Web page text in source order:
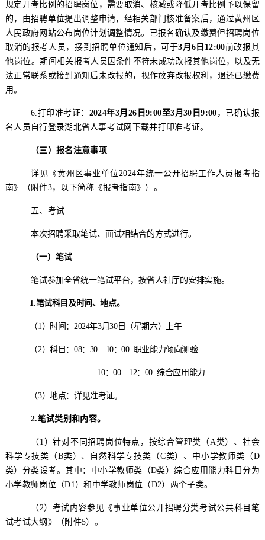
规定开考比例的招聘岗位，需要取消、核减或 降低开考比例予以保留
的，由招聘单位提出调整申请，经相关部门核准备案后，通过黄州区
人民政府网站公布岗位计划调整情况。
已报名确认及缴费但招聘岗位
取消的报考人员，接到招聘单位通知后，可于3月 6 日 12:00前改报其
他岗位。期间相关报考人员因条件不符未成功改报其他岗位，以及无
法正常联系或接到通知后未改报的，视作放弃改报权利，退还已缴费
用。
6.打印准考证： 2024年3月 26 日9:00至3月30 日9:00 ，已确认报
名人员自行登录湖北省人事考试网下载并打印准考证。
（三）报名注意事项
详见《黄州区事业单位2024年统一公开招聘工作人员报考指
南》（附件3，以下简称《报考指南》）。
五、 考试
本次招聘采取笔试、面试相结合的方式进行。
（一）笔试
笔试参加全省统一笔试平台，按省人社厅的安排实施。
1.笔试科目及时间、地点。
（1） 时间：2024年3月30日 （星期六） 上午
（2）科目：08： 30—10：00 职业能力倾向测验
10：00—12： 00综合应用能力
（3）地点：详见准考证。
2.笔试类别和内容。
（ 1 ）针对不同招聘岗位特点，按综合管理类（A类）、社会
科学专技类（B类）、自然科学专技类（C类）、中小学教师类（D
类）分类设考。其中：中小学教师类（D类）综合应用能力科目分为
小学教师岗位 （D1）和中学教师岗位 （D2） 两个子类。
（2） 考试内容参见 《事业单位公开招聘分类考试公共科目笔
试考试大纲 》（ 附件5） 。